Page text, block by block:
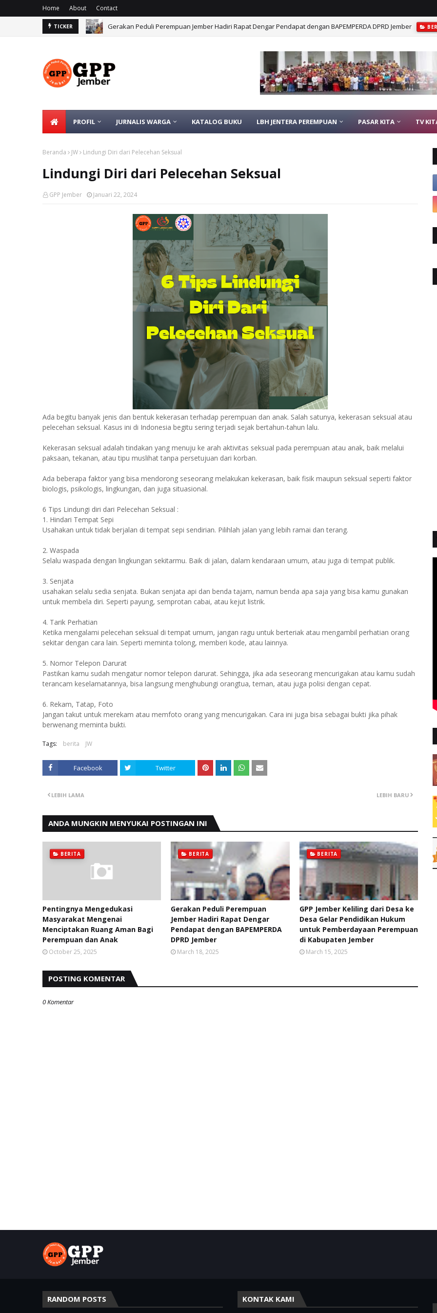
Home About Contact
TICKER
Gerakan Peduli Perempuan Jember Hadiri Rapat Dengar Pendapat dengan BAPEMPERDA DPRD Jember
GPP Jember Keliling dari Desa ke Desa Gelar Pendidikan Hukum untuk Pemberdayaan Perempuan di
PROFIL JURNALIS WARGA KATALOG BUKU LBH JENTERA PEREMPUAN PASAR KITA TV
Beranda JW Lindungi Diri dari Pelecehan Seksual
Lindungi Diri dari Pelecehan Seksual
GPP Jember Januari 22, 2024
Ada begitu banyak jenis dan bentuk kekerasan terhadap perempuan dan anak. Salah satunya, kekerasan seksual atau
pelecehan seksual. Kasus ini di Indonesia begitu sering terjadi sejak bertahun-tahun lalu.
Kekerasan seksual adalah tindakan yang menuju ke arah aktivitas seksual pada perempuan atau anak, baik melalui
paksaan, tekanan, atau tipu muslihat tanpa persetujuan dari korban.
Ada beberapa faktor yang bisa mendorong seseorang melakukan kekerasan, baik fisik maupun seksual seperti faktor
biologis, psikologis, lingkungan, dan juga situasional.
6 Tips Lindungi diri dari Pelecehan Seksual :
1. Hindari Tempat Sepi
Usahakan untuk tidak berjalan di tempat sepi sendirian. Pilihlah jalan yang lebih ramai dan terang.
2. Waspada
Selalu waspada dengan lingkungan sekitarmu. Baik di jalan, dalam kendaraan umum, atau juga di tempat publik.
3. Senjata
usahakan selalu sedia senjata. Bukan senjata api dan benda tajam, namun benda apa saja yang bisa kamu gunakan
untuk membela diri. Seperti payung, semprotan cabai, atau kejut listrik.
4. Tarik Perhatian
Ketika mengalami pelecehan seksual di tempat umum, jangan ragu untuk berteriak atau mengambil perhatian orang
sekitar dengan cara lain. Seperti meminta tolong, memberi kode, atau lainnya.
5. Nomor Telepon Darurat
Pastikan kamu sudah mengatur nomor telepon darurat. Sehingga, jika ada seseorang mencurigakan atau kamu sudah
terancam keselamatannya, bisa langsung menghubungi orangtua, teman, atau juga polisi dengan cepat.
6. Rekam, Tatap, Foto
Jangan takut untuk merekam atau memfoto orang yang mencurigakan. Cara ini juga bisa sebagai bukti jika pihak
berwenang meminta bukti.
Tags: berita JW
Facebook Twitter
LEBIH BARU
LEBIH LAMA
ANDA MUNGKIN MENYUKAI POSTINGAN INI
BERITA
Pentingnya Mengedukasi
Masyarakat Mengenai
Menciptakan Ruang Aman Bagi
Perempuan dan Anak
October 25, 2025
BERITA
Gerakan Peduli Perempuan
Jember Hadiri Rapat Dengar
Pendapat dengan BAPEMPERDA
DPRD Jember
March 18, 2025
BERITA
GPP Jember Keliling dari Desa ke
Desa Gelar Pendidikan Hukum
untuk Pemberdayaan Perempuan
di Kabupaten Jember
March 15, 2025
POSTING KOMENTAR
0 Komentar
RANDOM POSTS
KONTAK KAMI